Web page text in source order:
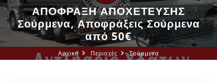
ΑΠΟΦΡΑΞΗ ΑΠΟΧΕΤΕΥΣΗΣ
Σούρμενα, Αποφράξεις Σούρμενα
από 50€
Αρχική Περιοχές Σούρμενα